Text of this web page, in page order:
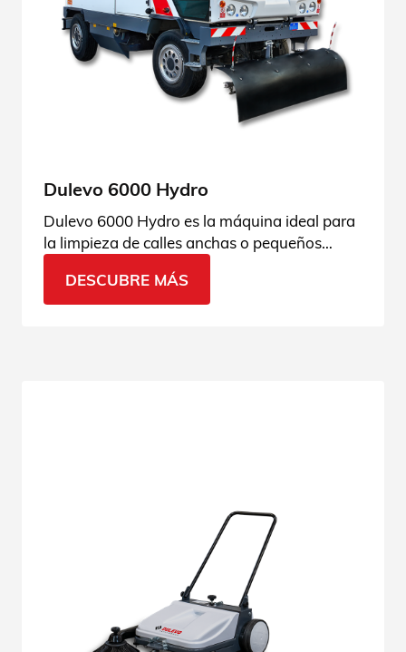
Dulevo 6000 Hydro
Dulevo 6000 Hydro es la máquina ideal para
la limpieza de calles anchas o pequeños
ciudad. ¡Descúbrela!
DESCUBRE MÁS